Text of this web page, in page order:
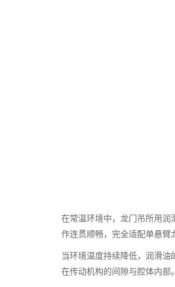
在常温环境中，龙门吊所用
作连贯顺畅，完全适配单悬臂
当环境温度持续降低，润滑
在传动机构的间隙与腔体内部